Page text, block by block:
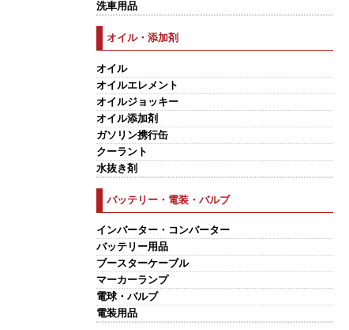
洗車用品
オイル・添加剤
オイル
オイルエレメント
オイルジョッキー
オイル添加剤
ガソリン携行缶
クーラント
水抜き剤
バッテリー・電装・バルブ
インバーター・コンバーター
バッテリー用品
ブースターケーブル
マーカーランプ
電球・バルブ
電装用品